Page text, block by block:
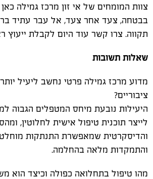
צוות המומחים של אי זון מרכז גמילה
בבטחה, צעד אחר צעד, אל עבר עתיד
תקווה. צרו קשר עוד היום לקבלת ייעוץ
שאלות תשובות
מדוע מרכז גמילה פרטי נחשב ליעיל
ציבוריים?
היעילות נובעת מיחס המטפלים הגבוה
לייצר תוכנית טיפול אישית לחלוטין,
והדיסקרטית שמאפשרת התנתקות
והתמקדות מלאה בהחלמה.
מהו טיפול בתחלואה כפולה וכיצד הוא